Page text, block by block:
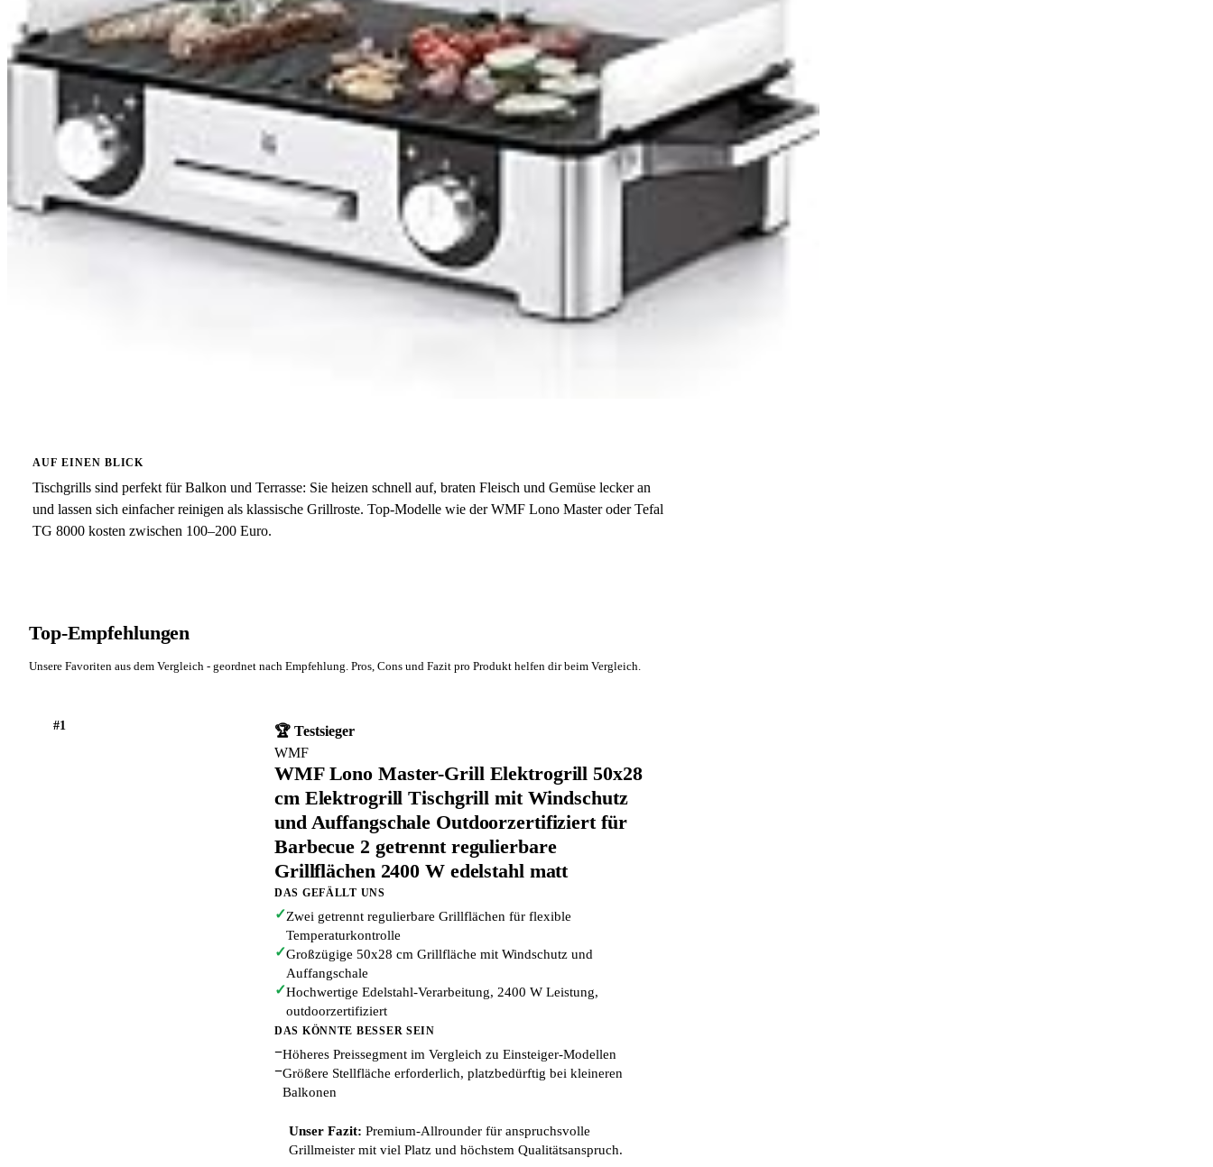
AUF EINEN BLICK
Tischgrills sind perfekt für Balkon und Terrasse: Sie heizen schnell auf, braten Fleisch und Gemüse lecker an
und lassen sich einfacher reinigen als klassische Grillroste. Top-Modelle wie der WMF Lono Master oder Tefal
TG 8000 kosten zwischen 100–200 Euro.
Top-Empfehlungen
Unsere Favoriten aus dem Vergleich - geordnet nach Empfehlung. Pros, Cons und Fazit pro Produkt helfen dir beim Vergleich.
#1
🏆 Testsieger
WMF
WMF Lono Master-Grill Elektrogrill 50x28
cm Elektrogrill Tischgrill mit Windschutz
und Auffangschale Outdoorzertifiziert für
Barbecue 2 getrennt regulierbare
Grillflächen 2400 W edelstahl matt
DAS GEFÄLLT UNS
✓Zwei getrennt regulierbare Grillflächen für flexible
Temperaturkontrolle
✓Großzügige 50x28 cm Grillfläche mit Windschutz und
Auffangschale
✓Hochwertige Edelstahl-Verarbeitung, 2400 W Leistung,
outdoorzertifiziert
DAS KÖNNTE BESSER SEIN
−Höheres Preissegment im Vergleich zu Einsteiger-Modellen
−Größere Stellfläche erforderlich, platzbedürftig bei kleineren
Balkonen
Unser Fazit: Premium-Allrounder für anspruchsvolle
Grillmeister mit viel Platz und höchstem Qualitätsanspruch.